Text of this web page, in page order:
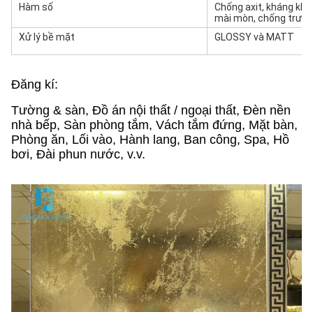
Hàm số
Chống axit, kháng
mài mòn, chống trượt
Xử lý bề mặt
GLOSSY và MATT
Đăng kí:
Tường & sàn, Đồ án nội thất / ngoại thất, Đèn nền
nhà bếp, Sàn phòng tắm, Vách tắm đứng, Mặt bàn,
Phòng ăn, Lối vào, Hành lang, Ban công, Spa, Hồ
bơi, Đài phun nước, v.v.